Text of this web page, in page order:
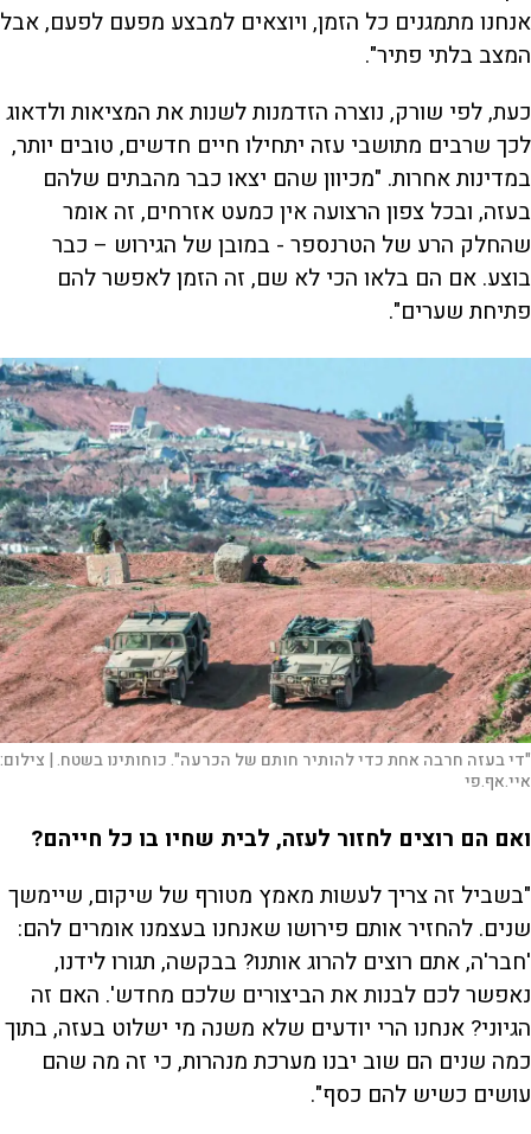
אנחנו מתמגנים כל הזמן, ויוצאים למבצע מפעם לפעם, אבל
המצב בלתי פתיר".
כעת, לפי שורק, נוצרה הזדמנות לשנות את המציאות ולדאוג
לכך שרבים מתושבי עזה יתחילו חיים חדשים, טובים יותר,
במדינות אחרות. "מכיוון שהם יצאו כבר מהבתים שלהם
בעזה, ובכל צפון הרצועה אין כמעט אזרחים, זה אומר
שהחלק הרע של הטרנספר - במובן של הגירוש – כבר
בוצע. אם הם בלאו הכי לא שם, זה הזמן לאפשר להם
פתיחת שערים".
"די בעזה חרבה אחת כדי להותיר חותם של הכרעה". כוחותינו בשטח. | צילום:
איי.אף.פי
ואם הם רוצים לחזור לעזה, לבית שחיו בו כל חייהם?
"בשביל זה צריך לעשות מאמץ מטורף של שיקום, שיימשך
שנים. להחזיר אותם פירושו שאנחנו בעצמנו אומרים להם:
'חבר'ה, אתם רוצים להרוג אותנו? בבקשה, תגורו לידנו,
נאפשר לכם לבנות את הביצורים שלכם מחדש'. האם זה
הגיוני? אנחנו הרי יודעים שלא משנה מי ישלוט בעזה, בתוך
כמה שנים הם שוב יבנו מערכת מנהרות, כי זה מה שהם
עושים כשיש להם כסף".